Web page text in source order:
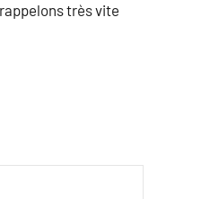
très vite